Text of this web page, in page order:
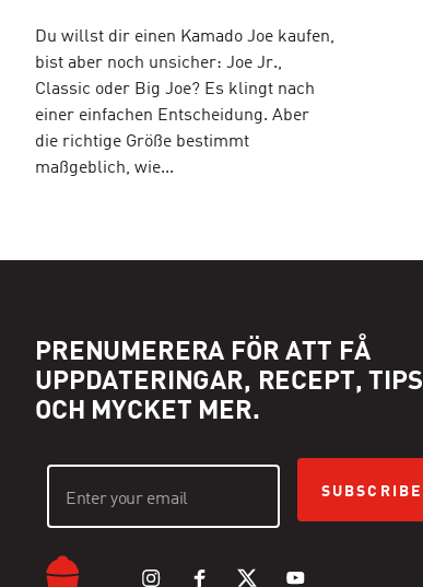
Du willst dir einen Kamado Joe kaufen,
bist aber noch unsicher: Joe Jr.,
Classic oder Big Joe? Es klingt nach
einer einfachen Entscheidung. Aber
die richtige Größe bestimmt
maßgeblich, wie...
PRENUMERERA FÖR ATT FÅ
UPPDATERINGAR, RECEPT, TIPS
OCH MYCKET MER.
SUBSCRIBE